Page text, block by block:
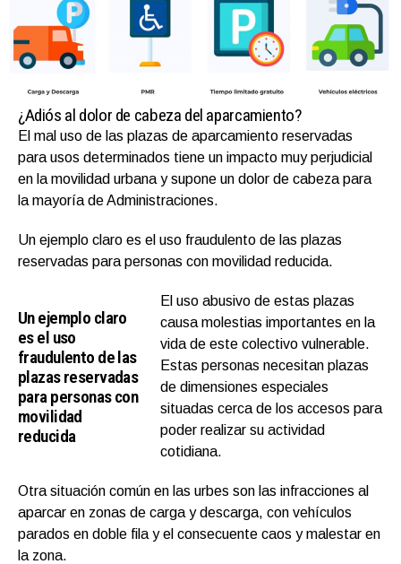
¿Adiós al dolor de cabeza del aparcamiento?
El mal uso de las plazas de aparcamiento reservadas
para usos determinados tiene un impacto muy perjudicial
en la movilidad urbana y supone un dolor de cabeza para
la mayoría de Administraciones.
Un ejemplo claro es el uso fraudulento de las plazas
reservadas para personas con movilidad reducida.
Un ejemplo claro
es el uso
fraudulento de las
plazas reservadas
para personas con
movilidad
reducida
El uso abusivo de estas plazas
causa molestias importantes en la
vida de este colectivo vulnerable.
Estas personas necesitan plazas
de dimensiones especiales
situadas cerca de los accesos para
poder realizar su actividad
cotidiana.
Otra situación común en las urbes son las infracciones al
aparcar en zonas de carga y descarga, con vehículos
parados en doble fila y el consecuente caos y malestar en
la zona.